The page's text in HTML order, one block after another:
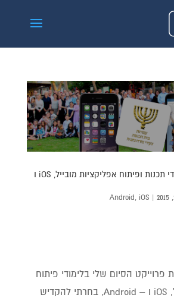
פרוייקט הגמר, לימודי תכנות ופיתוח אפליקציות מובייל, iOS ו
|
Android , iOS
ת פרוייקט הסיום שלי בלימודי פיתוח
אפליקציות מובייל, iOS ו – Android, בחרתי להקדיש